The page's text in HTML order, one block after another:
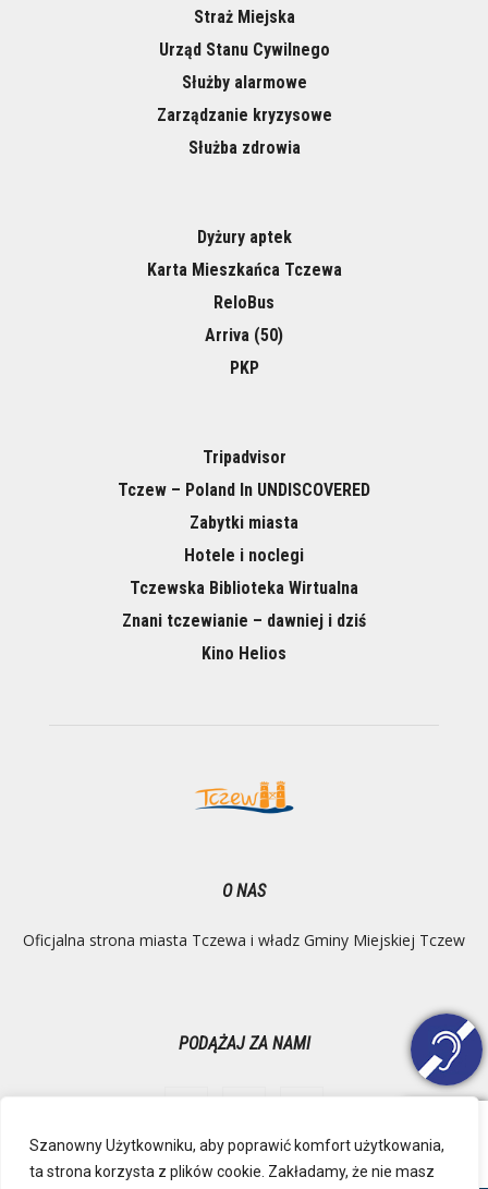
Szanowny Użytkowniku, aby poprawić komfort użytkowania,
ta strona korzysta z plików cookie. Zakładamy, że nie masz
Straż Miejska
Urząd Stanu Cywilnego
Służby alarmowe
Zarządzanie kryzysowe
Służba zdrowia
Dyżury aptek
Karta Mieszkańca Tczewa
ReloBus
Arriva (50)
PKP
Tripadvisor
Tczew – Poland In UNDISCOVERED
Zabytki miasta
Hotele i noclegi
Tczewska Biblioteka Wirtualna
Znani tczewianie – dawniej i dziś
Kino Helios
O NAS
Oficjalna strona miasta Tczewa i władz Gminy Miejskiej Tczew
PODĄŻAJ ZA NAMI